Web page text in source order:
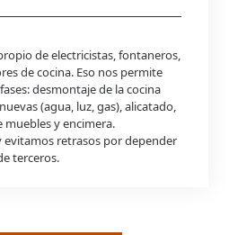
de electricistas, fontaneros,
de cocina. Eso nos permite
desmontaje de la cocina
(agua, luz, gas), alicatado,
muebles y encimera.
evitamos retrasos por depender
terceros.